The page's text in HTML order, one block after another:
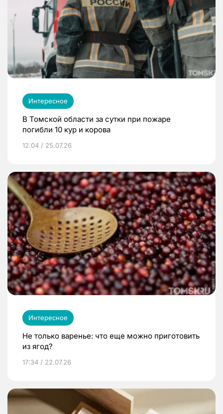
Интересное
В Томской области за сутки при пожаре
погибли 10 кур и корова
12:04 / 25.07.26
Интересное
Не только варенье: что еще можно приготовить
из ягод?
17:34 / 22.07.26